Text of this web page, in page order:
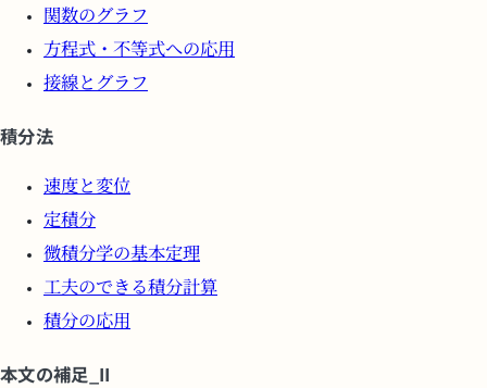
関数のグラフ
方程式・不等式への応用
接線とグラフ
積分法
速度と変位
定積分
微積分学の基本定理
工夫のできる積分計算
積分の応用
本文の補足_II